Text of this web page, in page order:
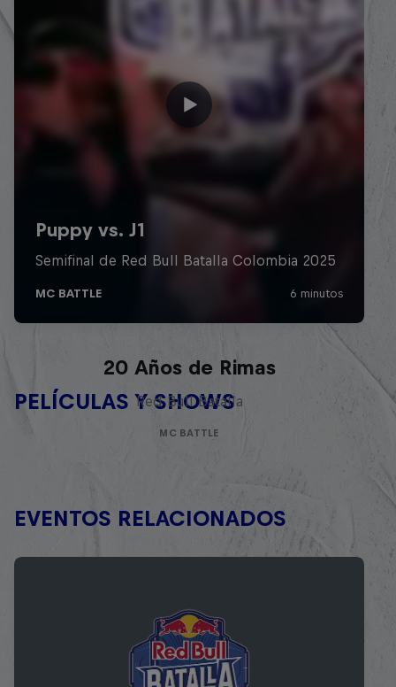
PELÍCULAS Y SHOWS
Red Bull Batalla Nueva Historia:
20 Años de Rimas
Red Bull Batalla
MC BATTLE
EVENTOS RELACIONADOS